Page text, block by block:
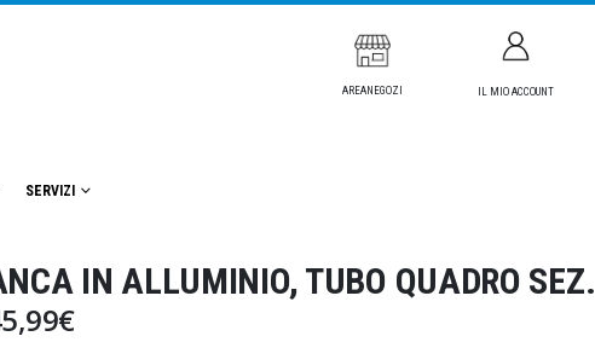
AREANEGOZI IL MIO ACCOUNT
SERVIZI
IN ALLUMINIO, TUBO QUADRO SEZ.
€